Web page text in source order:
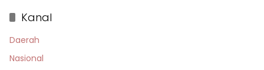
Kanal
Daerah
Nasional